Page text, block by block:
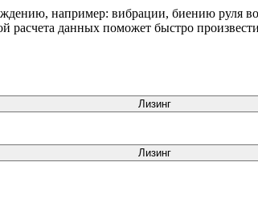
например: вибрации, биению руля
данных поможет быстро
Лизинг
Лизинг